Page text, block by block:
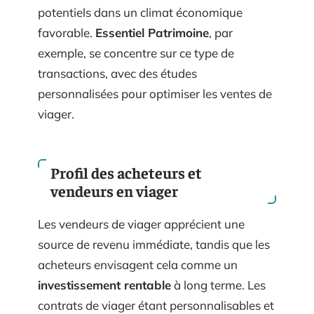
potentiels dans un climat économique
favorable. Essentiel Patrimoine, par
exemple, se concentre sur ce type de
transactions, avec des études
personnalisées pour optimiser les ventes de
viager.
Profil des acheteurs et
vendeurs en viager
Les vendeurs de viager apprécient une
source de revenu immédiate, tandis que les
acheteurs envisagent cela comme un
investissement rentableà long terme. Les
contrats de viager étant personnalisables et